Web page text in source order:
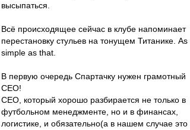
высыпаться.
Всё происходящее сейчас в клубе напоминает
перестановку стульев на тонущем Титанике. As
simple as that.
В первую очередь Спартачку нужен грамотный
CEO!
CEO, который хорошо разбирается не только в
футбольном менеджменте, но и в финансах,
логистике, и обязательно(а в нашем случае это